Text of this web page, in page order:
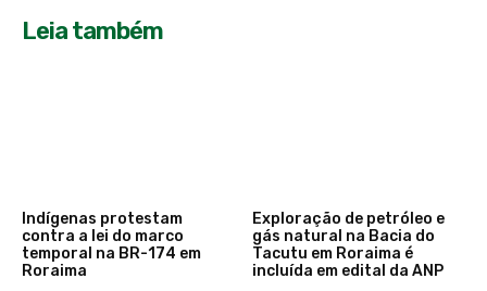
Leia também
Indígenas protestam
contra a lei do marco
temporal na BR-174 em
Roraima
Exploração de petróleo e
gás natural na Bacia do
Tacutu em Roraima é
incluída em edital da ANP